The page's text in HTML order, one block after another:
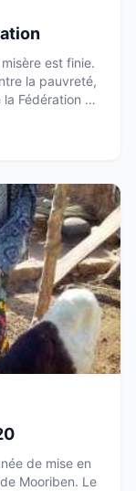
est finie.
la pauvreté,
Fédération a
de mise en
Mooriben. Le